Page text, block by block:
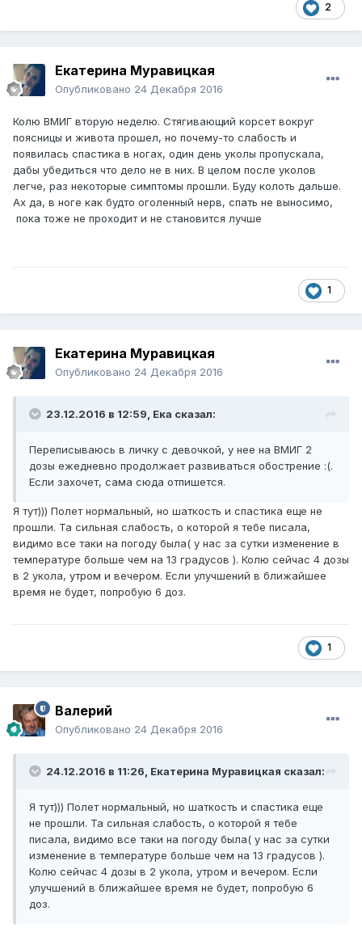
2
Екатерина Муравицкая
Опубликовано 24 Декабря 2016
Колю ВМИГ вторую неделю. Стягивающий корсет вокруг
поясницы и живота прошел, но почему-то слабость и
появилась спастика в ногах, один день уколы пропускала,
дабы убедиться что дело не в них. В целом после уколов
легче, раз некоторые симптомы прошли. Буду колоть дальше.
Ах да, в ноге как будто оголенный нерв, спать не выносимо,
пока тоже не проходит и не становится лучше
1
Екатерина Муравицкая
Опубликовано 24 Декабря 2016
23.12.2016 в 12:59, Ека сказал:
Переписываюсь в личку с девочкой, у нее на ВМИГ 2
дозы ежедневно продолжает развиваться обострение :(.
Если захочет, сама сюда отпишется.
Я тут))) Полет нормальный, но шаткость и спастика еще не
прошли. Та сильная слабость, о которой я тебе писала,
видимо все таки на погоду была( у нас за сутки изменение в
температуре больше чем на 13 градусов ). Колю сейчас 4 дозы
в 2 укола, утром и вечером. Если улучшений в ближайшее
время не будет, попробую 6 доз.
1
Валерий
Опубликовано 24 Декабря 2016
24.12.2016 в 11:26, Екатерина Муравицкая сказал:
Я тут))) Полет нормальный, но шаткость и спастика еще
не прошли. Та сильная слабость, о которой я тебе
писала, видимо все таки на погоду была( у нас за сутки
изменение в температуре больше чем на 13 градусов ).
Колю сейчас 4 дозы в 2 укола, утром и вечером. Если
улучшений в ближайшее время не будет, попробую 6
доз.